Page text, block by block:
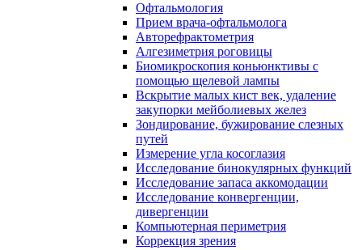
Офтальмология
Прием врача-офтальмолога
Авторефрактометрия
Алгезиметрия роговицы
Биомикроскопия коньюнктивы с
помощью щелевой лампы
Вскрытие малых кист век, удаление
закупорки мейболиевых желез
Зондирование, бужирование слезных
путей
Измерение угла косоглазия
Исследование бинокулярных функций
Исследование запаса аккомодации
Исследование конвергенции,
дивергенции
Компьютерная периметрия
Коррекция зрения